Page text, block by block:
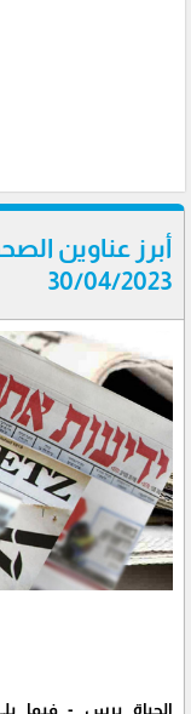
أبرز عناوين
30/04/2023
الحياة برس - فيما